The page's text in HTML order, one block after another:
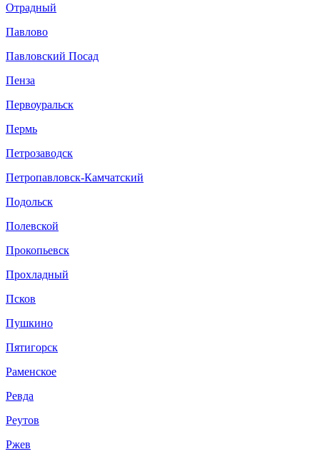
Отрадный
Павлово
Павловский Посад
Пенза
Первоуральск
Пермь
Петрозаводск
Петропавловск-Камчатский
Подольск
Полевской
Прокопьевск
Прохладный
Псков
Пушкино
Пятигорск
Раменское
Ревда
Реутов
Ржев